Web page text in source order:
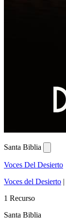
Santa Biblia
Voces Del Desierto
Voces del Desierto |
1 Recurso
Santa Biblia